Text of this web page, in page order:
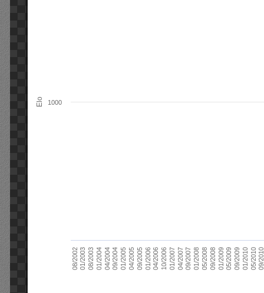
Elo
08/200201/200308/200301/200404/200409/200401/200504/200509/200501/200604/200610/200601/200704/200709/200701/200805/200809/200801/200905/200909/200901/201005/201009/
1000